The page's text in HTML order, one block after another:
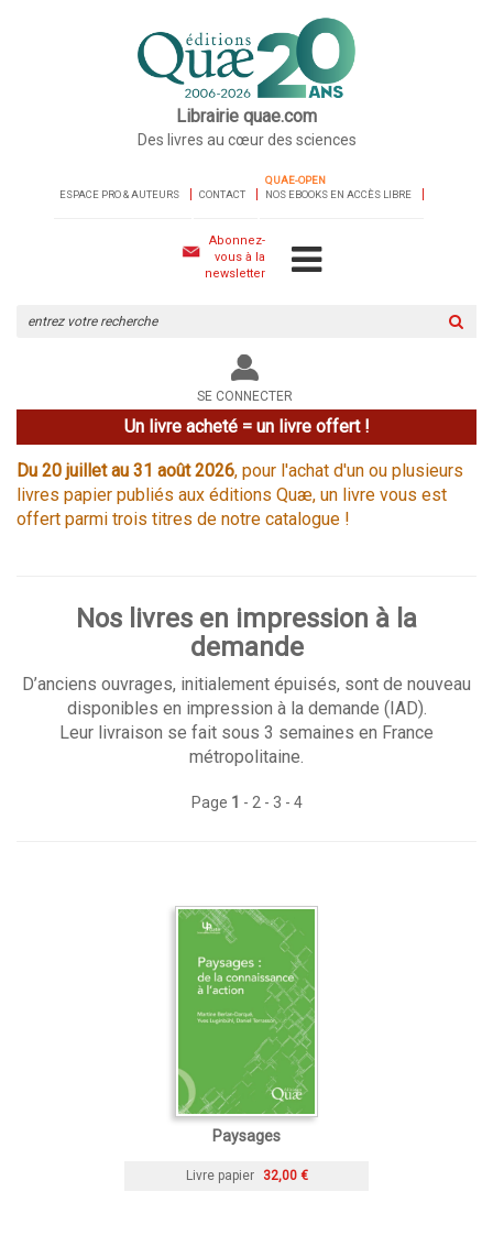
Librairie quae.com
Des livres au cœur des sciences
ESPACE PRO & AUTEURS CONTACT
QUAE-OPEN
NOS EBOOKS EN ACCÈS LIBRE
Abonnez-
vous à la
newsletter
le
site
SE CONNECTER
Un livre acheté = un livre offert !
Du 20 juillet au 31 août 2026, pour l'achat d'un ou plusieurs
livres papier publiés aux éditions Quæ, un livre vous est
offert parmi trois titres de notre catalogue !
Nos livres en impression à la
demande
D’anciens ouvrages, initialement épuisés, sont de nouveau
disponibles en impression à la demande (IAD).
Leur livraison se fait sous 3 semaines en France
métropolitaine.
Page 1 - 2 - 3 - 4
Paysages
Livre papier 32,00 €